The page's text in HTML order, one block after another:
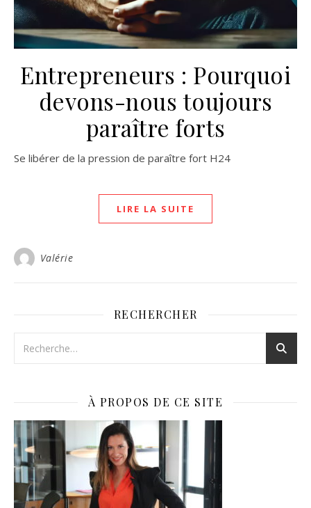
Entrepreneurs : Pourquoi
devons-nous toujours
paraître forts
Se libérer de la pression de paraître fort H24
LIRE LA SUITE
Valérie
RECHERCHER
À PROPOS DE CE SITE